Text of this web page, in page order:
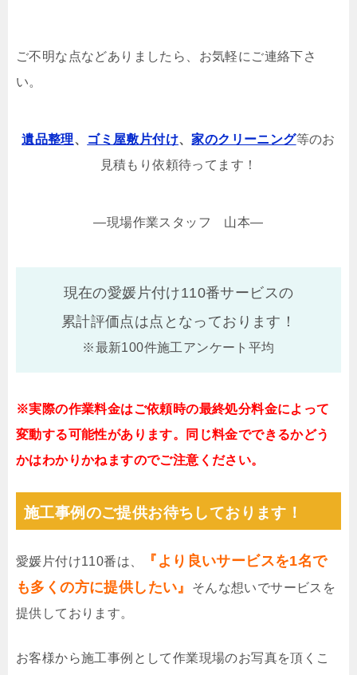
ご不明な点などありましたら、お気軽にご連絡下さ
い。
遺品整理、 ゴミ屋敷片付け、家のクリーニング等のお
見積もり依頼待ってます！
—現場作業スタッフ 山本—
現在の愛媛片付け110番サービスの
累計評価点は点となっております！
※最新100件施工アンケート平均
※実際の作業料金はご依頼時の最終処分料金によって
変動する可能性があります。同じ料金でできるかどう
かはわかりかねますのでご注意ください。
施工事例のご提供お待ちしております！
愛媛片付け110番は、
『より良いサービスを1名で
も多くの方に提供したい』
そんな想いでサービスを
提供しております。
お客様から施工事例として作業現場のお写真を頂くこ